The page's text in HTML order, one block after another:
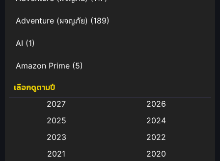
Adventure (ผจญภัย) (189)
AI (1)
Amazon Prime (5)
Anal (ประตูหลัง)
Animation การ์ตูน
Animation อนิเมะ
เลือกดูตามปี
2027
2026
2025
2024
2023
2022
2021
2020